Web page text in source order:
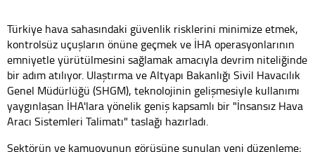
Türkiye hava sahasındaki güvenlik risklerini minimize etmek,
kontrolsüz uçuşların önüne geçmek ve İHA operasyonlarının
emniyetle yürütülmesini sağlamak amacıyla devrim niteliğinde
bir adım atılıyor. Ulaştırma ve Altyapı Bakanlığı Sivil Havacılık
Genel Müdürlüğü (SHGM), teknolojinin gelişmesiyle kullanımı
yaygınlaşan İHA'lara yönelik geniş kapsamlı bir "İnsansız Hava
Aracı Sistemleri Talimatı" taslağı hazırladı.
Sektörün ve kamuoyunun görüşüne sunulan yeni düzenleme;